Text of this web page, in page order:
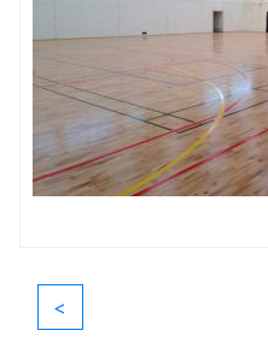
<